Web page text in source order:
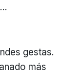
gestas.
más